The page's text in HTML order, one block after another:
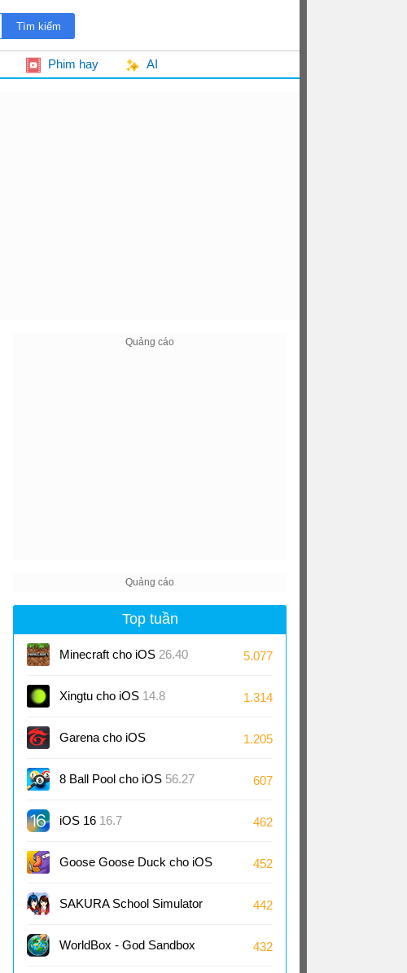
Phim hay AI
Top tuần
Minecraft cho iOS 26.40 5.077
Xingtu cho iOS 14.8 1.314
Garena cho iOS 1.205
8 Ball Pool cho iOS 56.27 607
iOS 16 16.7 462
Goose Goose Duck cho iOS
4.09
452
SAKURA School Simulator
cho iOS 1.047
442
WorldBox - God Sandbo‪x‬ 432